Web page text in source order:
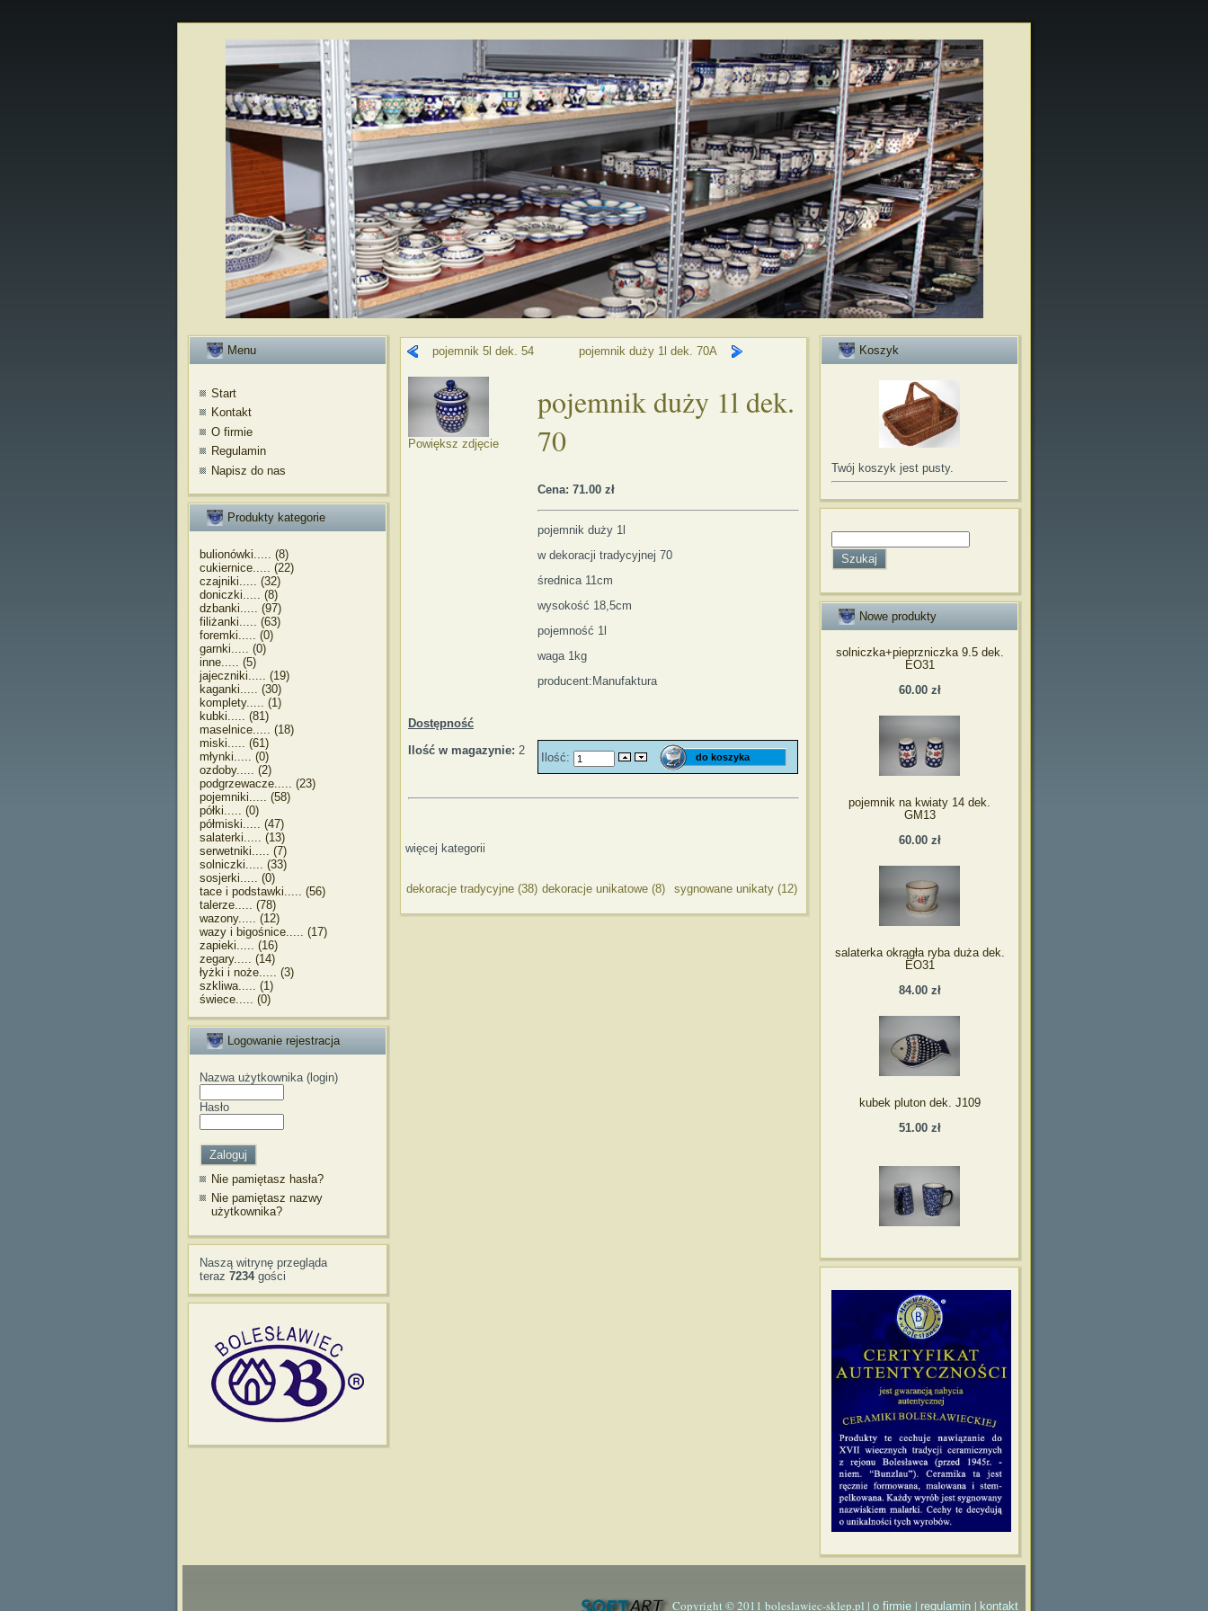
Menu
Start
Kontakt
O firmie
Regulamin
Napisz do nas
Produkty kategorie
bulionówki..... (8)
cukiernice..... (22)
czajniki..... (32)
doniczki..... (8)
dzbanki..... (97)
filiżanki..... (63)
foremki..... (0)
garnki..... (0)
inne..... (5)
jajeczniki..... (19)
kaganki..... (30)
komplety..... (1)
kubki..... (81)
maselnice..... (18)
miski..... (61)
młynki..... (0)
ozdoby..... (2)
podgrzewacze..... (23)
pojemniki..... (58)
półki..... (0)
półmiski..... (47)
salaterki..... (13)
serwetniki..... (7)
solniczki..... (33)
sosjerki..... (0)
tace i podstawki..... (56)
talerze..... (78)
wazony..... (12)
wazy i bigośnice..... (17)
zapieki..... (16)
zegary..... (14)
łyżki i noże..... (3)
szkliwa..... (1)
świece..... (0)
Logowanie rejestracja
Nazwa użytkownika (login)
Hasło
Nie pamiętasz hasła?
Nie pamiętasz nazwy
użytkownika?
Naszą witrynę przegląda
teraz 7234gości
pojemnik 5l dek. 54 pojemnik duży 1l dek. 70A
Powiększ zdjęcie
pojemnik duży 1l dek.
70
Cena: 71.00 zł
pojemnik duży 1l
w dekoracji tradycyjnej 70
średnica 11cm
wysokość 18,5cm
pojemność 1l
waga 1kg
producent:Manufaktura
Dostępność
Ilość w magazynie: 2 Ilość:
więcej kategorii
dekoracje tradycyjne (38) dekoracje unikatowe (8) sygnowane unikaty (12)
Koszyk
Twój koszyk jest pusty.
Nowe produkty
solniczka+pieprzniczka 9.5 dek.
EO31
60.00 zł
pojemnik na kwiaty 14 dek.
GM13
60.00 zł
salaterka okrągła ryba duża dek.
EO31
84.00 zł
kubek pluton dek. J109
51.00 zł
Copyright © 2011 boleslawiec-sklep.pl | o firmie | regulamin | kontakt